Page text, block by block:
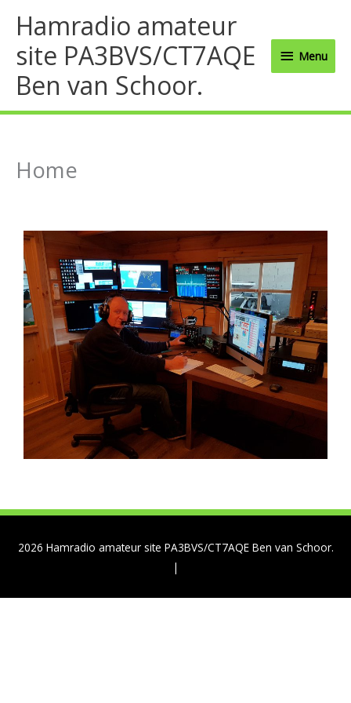
naar
inhoud
Hamradio amateur
site PA3BVS/CT7AQE
Ben van Schoor.
Menu
Home
2026 Hamradio amateur site PA3BVS/CT7AQE Ben van Schoor.
|